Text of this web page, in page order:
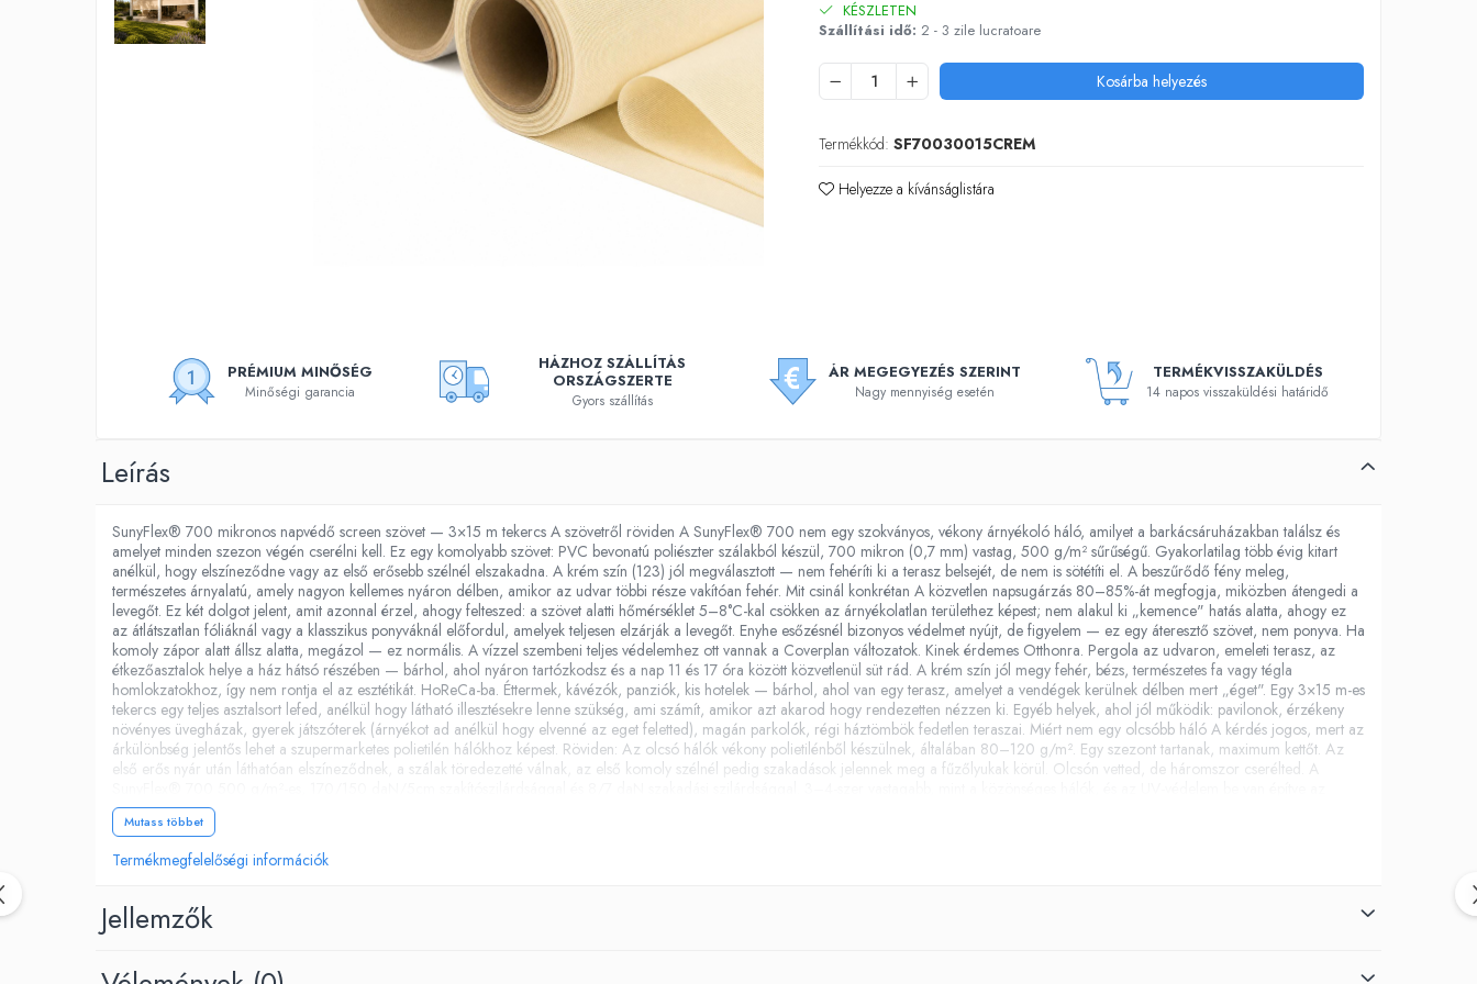
Kerítésvédő szalag
Átlátszó poliplan
KÉSZLETEN
Szállítási idő: 2 - 3 zile lucratoare
Kosárba helyezés
Termékkód: SF70030015CREM
Helyezze a kívánságlistára
PRÉMIUM MINŐSÉG
Minőségi garancia
HÁZHOZ SZÁLLÍTÁS
ORSZÁGSZERTE
Gyors szállítás
ÁR MEGEGYEZÉS SZERINT
Nagy mennyiség esetén
TERMÉKVISSZAKÜLDÉS
14 napos visszaküldési határidő
Leírás
SunyFlex® 700 mikronos napvédő screen szövet — 3×15 m tekercs A szövetről röviden A SunyFlex® 700 nem egy szokványos, vékony árnyékoló háló, amilyet a barkácsáruházakban találsz és
amelyet minden szezon végén cserélni kell. Ez egy komolyabb szövet: PVC bevonatú poliészter szálakból készül, 700 mikron (0,7 mm) vastag, 500 g/m² sűrűségű. Gyakorlatilag több évig kitart
anélkül, hogy elszíneződne vagy az első erősebb szélnél elszakadna. A krém szín (123) jól megválasztott — nem fehéríti ki a terasz belsejét, de nem is sötétíti el. A beszűrődő fény meleg,
természetes árnyalatú, amely nagyon kellemes nyáron délben, amikor az udvar többi része vakítóan fehér. Mit csinál konkrétan A közvetlen napsugárzás 80–85%-át megfogja, miközben átengedi a
levegőt. Ez két dolgot jelent, amit azonnal érzel, ahogy felteszed: a szövet alatti hőmérséklet 5–8°C-kal csökken az árnyékolatlan területhez képest; nem alakul ki „kemence" hatás alatta, ahogy ez
az átlátszatlan fóliáknál vagy a klasszikus ponyváknál előfordul, amelyek teljesen elzárják a levegőt. Enyhe esőzésnél bizonyos védelmet nyújt, de figyelem — ez egy áteresztő szövet, nem ponyva. Ha
komoly zápor alatt állsz alatta, megázol — ez normális. A vízzel szembeni teljes védelemhez ott vannak a Coverplan változatok. Kinek érdemes Otthonra. Pergola az udvaron, emeleti terasz, az
étkezőasztalok helye a ház hátsó részében — bárhol, ahol nyáron tartózkodsz és a nap 11 és 17 óra között közvetlenül süt rád. A krém szín jól megy fehér, bézs, természetes fa vagy tégla
homlokzatokhoz, így nem rontja el az esztétikát. HoReCa-ba. Éttermek, kávézók, panziók, kis hotelek — bárhol, ahol van egy terasz, amelyet a vendégek kerülnek délben mert „éget". Egy 3×15 m-es
tekercs egy teljes asztalsort lefed, anélkül hogy látható illesztésekre lenne szükség, ami számít, amikor azt akarod hogy rendezetten nézzen ki. Egyéb helyek, ahol jól működik: pavilonok, érzékeny
növényes üvegházak, gyerek játszóterek (árnyékot ad anélkül hogy elvenné az eget feletted), magán parkolók, régi háztömbök fedetlen teraszai. Miért nem egy olcsóbb háló A kérdés jogos, mert az
árkülönbség jelentős lehet a szupermarketes polietilén hálókhoz képest. Röviden: Az olcsó hálók vékony polietilénből készülnek, általában 80–120 g/m². Egy szezont tartanak, maximum kettőt. Az
első erős nyár után láthatóan elszíneződnek, a szálak töredezetté válnak, az első komoly szélnél pedig szakadások jelennek meg a fűzőlyukak körül. Olcsón vetted, de háromszor cserélted. A
anyagba (nem külső rétegként van rászórva, ami az első esőnél lemegy). Fordításban: egyszer felteszed és elfelejted. Ezenkívül nem tartalmaz ftalátokat. Ez akkor számít, ha gyerekek vannak alatta
vagy olyan helyen használod, ahol esznek. Mit kapsz pontosan Egy 3 m széles × 15 m hosszú tekercset (45 m² összesen), vastag kartoncső tekercsen szállítva, hogy ne hajoljon meg útközben. Az
anyag nyersen érkezik, a szélek nincsenek befejezve. Ezt fontos tisztán látni: nincs fűzőlyuk, nincs szegély, nincs cipzár. Te vágod le a kívánt méretre és konfekcionálod, vagy elviszed egy műhelybe,
amely ezt csinálja. Ha szerelésre kész hálót szeretnél, fűzőlyukkal és varrott szegélyekkel a saját méreteidre, létezik a SunyFlex® rendelésre konfekcionált változat — azt külön kell keresned. Műszaki
daN/5cm Szakadási szilárdság: 8 / 7 daN Színtartás: 6+ skála Szabványok: ISO 1833-1, ISO 5084, EN ISO 1421, EN ISO 4674-1 UV-védelem: Igen, integrált Ftalátok: Nem tartalmaz Gyakran
kapott kérdések „Télre kint hagyhatom?" Nem jó ötlet. Műszakilag az anyag bírja az alacsony hőmérsékletet, de a screen háló a meleg szezonra készült — a naptól véd, nem a hidegtől, széltől és
tökéletesen átlátszó PVC fólia, amely ugyanarra a szerkezetre (pergola, oldalprofil) szerelhető és a teraszt zárt térré alakítja — kint tartja a szelet, esőt, havat, de továbbra is látod a kertet, mintha
Mutass többet
Termékmegfelelőségi információk
Jellemzők